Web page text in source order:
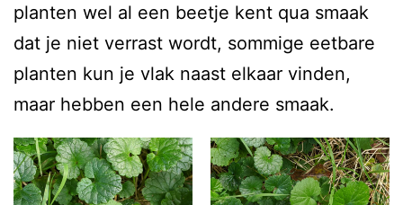
planten wel al een beetje kent qua smaak
dat je niet verrast wordt, sommige eetbare
planten kun je vlak naast elkaar vinden,
maar hebben een hele andere smaak.